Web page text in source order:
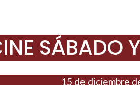
SÁBADO
15 de diciembre